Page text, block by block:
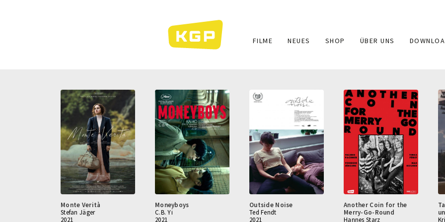
Main
FILME NEUES SHOP ÜBER UNS
Monte Verità
Stefan Jäger
2021
Moneyboys
C.B. Yi
2021
Outside Noise
Ted Fendt
2021
Another Coin for the
Merry-Go-Round
Hannes Starz